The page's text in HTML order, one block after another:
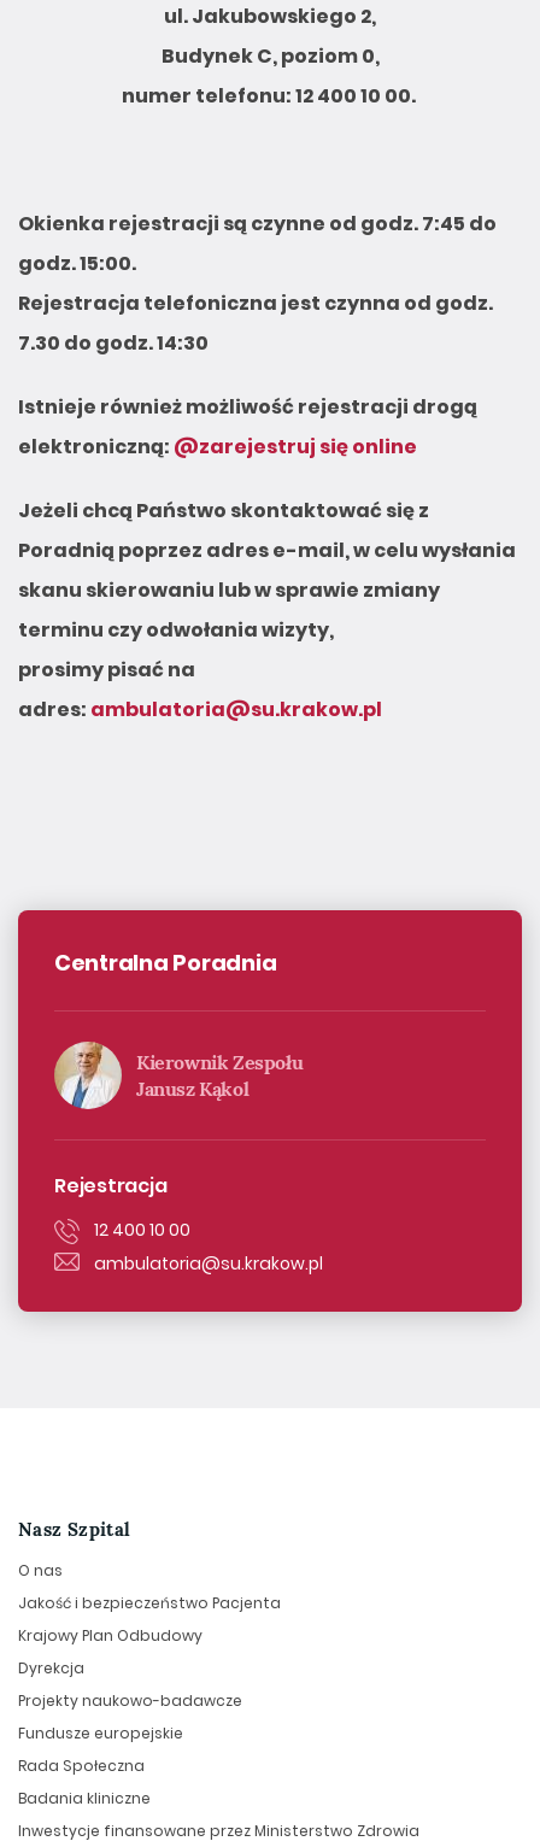
ul. Jakubowskiego 2,
Budynek C, poziom 0,
numer telefonu:12 400 10 00.
Okienka rejestracji są czynne od godz. 7:45 do
godz. 15:00.
Rejestracja telefoniczna jest czynna od godz.
7.30 do godz. 14:30
Istnieje również możliwość rejestracji drogą
elektroniczną: @zarejestruj się online
Jeżeli chcą Państwo skontaktować się z
Poradnią poprzez adres e-mail, w celu wysłania
skanu skierowaniu lub w sprawie zmiany
terminu czy odwołania wizyty,
prosimy pisać na
adres: ambulatoria@su.krakow.pl
Centralna Poradnia
Kierownik Zespołu
Janusz Kąkol
Rejestracja
12 400 10 00
ambulatoria@su.krakow.pl
Nasz Szpital
O nas
Jakość i bezpieczeństwo Pacjenta
Krajowy Plan Odbudowy
Dyrekcja
Projekty naukowo-badawcze
Fundusze europejskie
Rada Społeczna
Badania kliniczne
Inwestycje finansowane przez Ministerstwo Zdrowia